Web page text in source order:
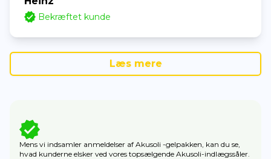
Bekræftet kunde
Læs mere
Mens vi indsamler anmeldelser af Akusoli -gelpakken, kan du se,
hvad kunderne elsker ved vores topsælgende Akusoli-indlægssåler.